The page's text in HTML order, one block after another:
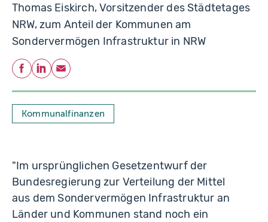
Thomas Eiskirch, Vorsitzender des Städtetages
NRW, zum Anteil der Kommunen am
Sondervermögen Infrastruktur in NRW
Teilen
Facebook
LinkedIn
E-Mail
Kommunalfinanzen
"Im ursprünglichen Gesetzentwurf der
Bundesregierung zur Verteilung der Mittel
aus dem Sondervermögen Infrastruktur an
Länder und Kommunen stand noch ein